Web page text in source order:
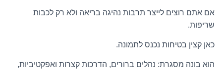
אם אתם רוצים לייצר תרבות נהיגה בריאה ולא רק לכבות
שריפות.
כאן קצין בטיחות נכנס לתמונה.
הוא בונה מסגרת: נהלים ברורים, הדרכות קצרות ואפקטיביות,